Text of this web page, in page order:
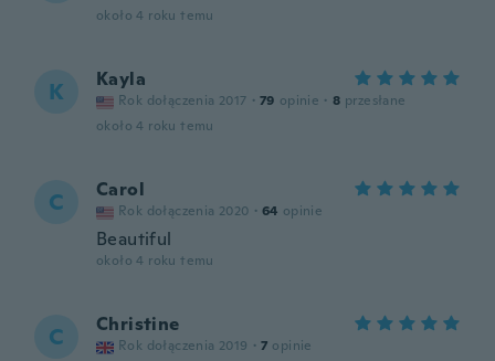
około 4 roku temu
K Kayla
Rok dołączenia 2017 · 79 opinie · 8 przesłane
około 4 roku temu
C Carol
Rok dołączenia 2020 · 64 opinie
Beautiful
około 4 roku temu
C Christine
Rok dołączenia 2019 · 7 opinie